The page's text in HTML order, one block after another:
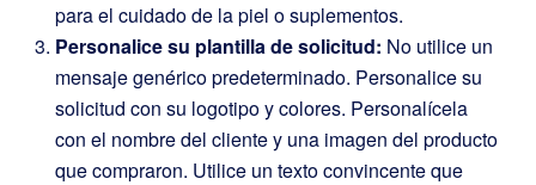
para el cuidado de la piel o suplementos.
Personalice su plantilla de solicitud: No utilice un
mensaje genérico predeterminado. Personalice su
solicitud con su logotipo y colores. Personalícela
con el nombre del cliente y una imagen del producto
que compraron. Utilice un texto convincente que